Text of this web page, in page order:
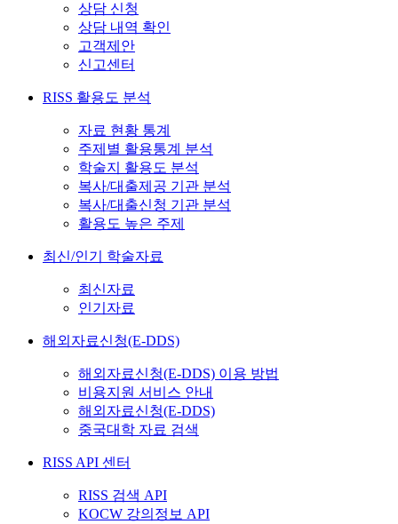
상담 신청
상담 내역 확인
고객제안
신고센터
RISS 활용도 분석
자료 현황 통계
주제별 활용통계 분석
학술지 활용도 분석
복사/대출제공 기관 분석
복사/대출신청 기관 분석
활용도 높은 주제
최신/인기 학술자료
최신자료
인기자료
해외자료신청(E-DDS)
해외자료신청(E-DDS) 이용 방법
비용지원 서비스 안내
해외자료신청(E-DDS)
중국대학 자료 검색
RISS API 센터
RISS 검색 API
KOCW 강의정보 API